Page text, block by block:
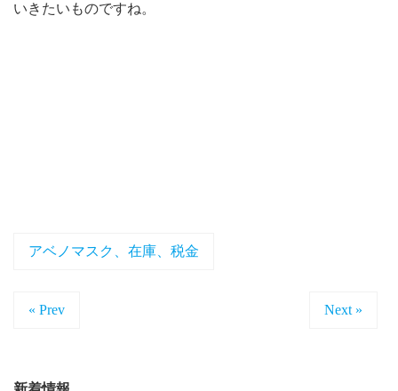
いきたいものですね。
アベノマスク、在庫、税金
« Prev Next »